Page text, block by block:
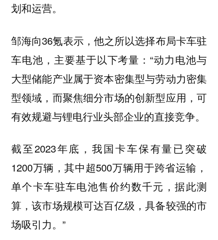
划和运营。
邹海向36氪表示，他之所以选择布局卡车驻
车电池，主要基于以下考量：“动力电池与
大型储能产业属于资本密集型与劳动力密集
型领域，而聚焦细分市场的创新型应用，可
有效规避与锂电行业头部企业的直接竞争。
截至2023年底，我国卡车保有量已突破
1200万辆，其中超500万辆用于跨省运输，
单个卡车驻车电池售价约数千元，据此测
算，该市场规模可达百亿级，具备较强的市
场吸引力。”